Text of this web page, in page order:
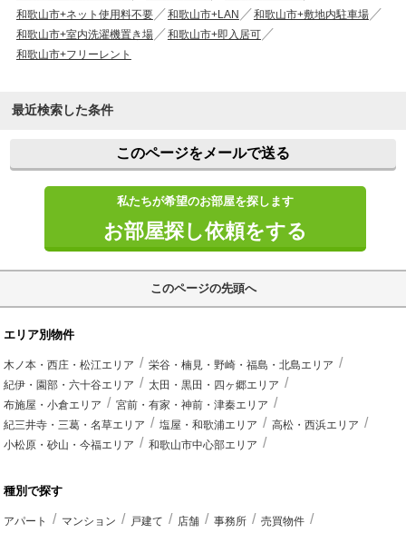
和歌山市+ネット使用料不要
和歌山市+LAN
和歌山市+敷地内駐車場
和歌山市+室内洗濯機置き場
和歌山市+即入居可
和歌山市+フリーレント
最近検索した条件
このページをメールで送る
私たちが希望のお部屋を探します
お部屋探し依頼をする
このページの先頭へ
エリア別物件
木ノ本・西庄・松江エリア
栄谷・楠見・野崎・福島・北島エリア
紀伊・園部・六十谷エリア
太田・黒田・四ヶ郷エリア
布施屋・小倉エリア
宮前・有家・神前・津秦エリア
紀三井寺・三葛・名草エリア
塩屋・和歌浦エリア
高松・西浜エリア
小松原・砂山・今福エリア
和歌山市中心部エリア
種別で探す
アパート マンション 戸建て 店舗 事務所 売買物件